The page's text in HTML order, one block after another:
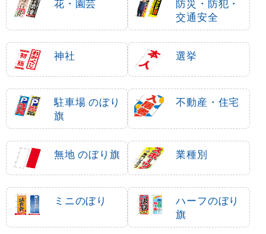
花・園芸
防災・防犯・
交通安全
神社 選挙
駐車場 のぼり
旗
不動産・住宅
無地 のぼり旗 業種別
ミニのぼり
ハーフのぼり
旗